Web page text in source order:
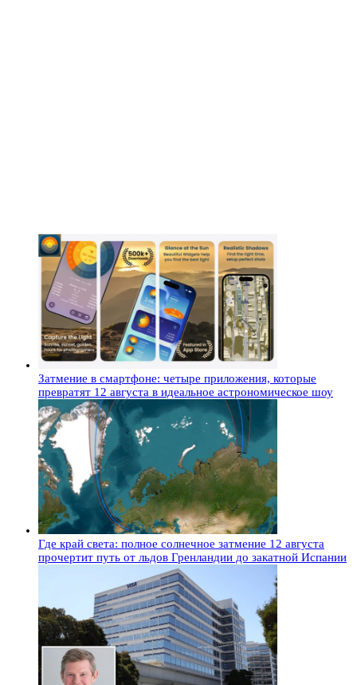
Затмение в смартфоне: четыре приложения, которые
превратят 12 августа в идеальное астрономическое шоу
Где край света: полное солнечное затмение 12 августа
прочертит путь от льдов Гренландии до закатной Испании